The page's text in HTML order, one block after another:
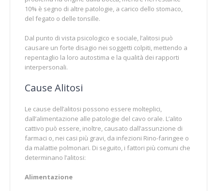
10% è segno di altre patologie, a carico dello stomaco,
del fegato o delle tonsille.
Dal punto di vista psicologico e sociale, l’alitosi può
causare un forte disagio nei soggetti colpiti, mettendo a
repentaglio la loro autostima e la qualità dei rapporti
interpersonali.
Cause Alitosi
Le cause dell’alitosi possono essere molteplici,
dall’alimentazione alle patologie del cavo orale. L’alito
cattivo può essere, inoltre, causato dall’assunzione di
farmaci o, nei casi più gravi, da infezioni Rino-faringee o
da malattie polmonari. Di seguito, i fattori più comuni che
determinano l’alitosi:
Alimentazione